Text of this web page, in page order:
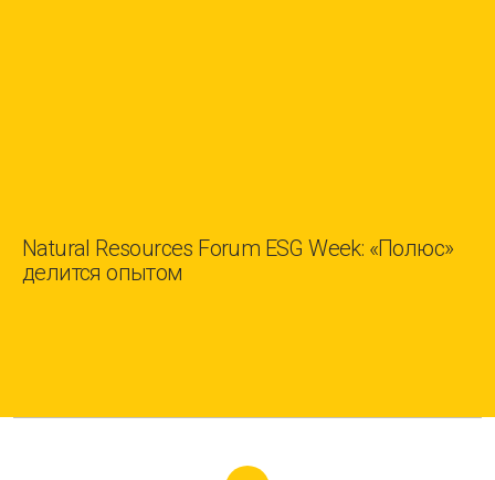
Natural Resources Forum ESG Week: «Полюс»
делится опытом